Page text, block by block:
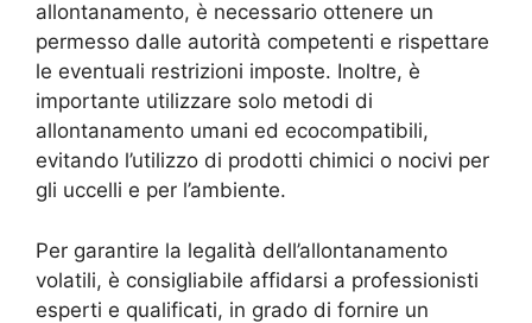
allontanamento, è necessario ottenere un
permesso dalle autorità competenti e rispettare
le eventuali restrizioni imposte. Inoltre, è
importante utilizzare solo metodi di
allontanamento umani ed ecocompatibili,
evitando l’utilizzo di prodotti chimici o nocivi per
gli uccelli e per l’ambiente.
Per garantire la legalità dell’allontanamento
volatili, è consigliabile affidarsi a professionisti
esperti e qualificati, in grado di fornire un